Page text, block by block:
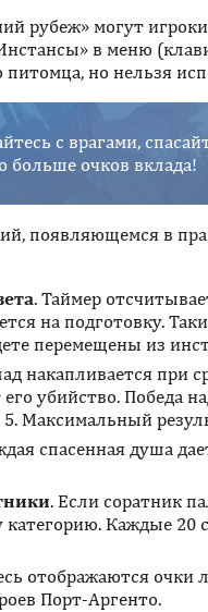
рубеж» могут
в меню
питомца, но нельзя
с врагами,
больше очков вклада!
появляющемся в
. Таймер
на подготовку.
перемещены из
накапливается при
убийство. Победа
Максимальный
спасенная душа
. Если соратник
категорию. Каждые 20
отображаются очки
Порт-Аргенто.